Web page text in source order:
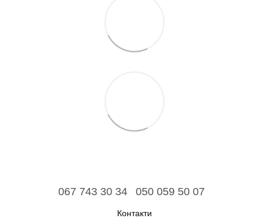
067 743 30 34 050 059 50 07
Контакти